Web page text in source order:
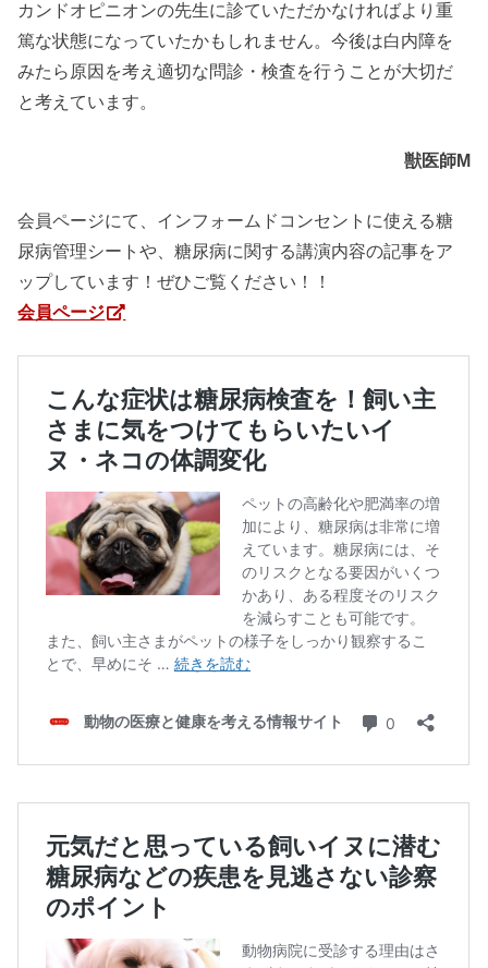
カンドオピニオンの先生に診ていただかなければより重
篤な状態になっていたかもしれません。今後は白内障を
みたら原因を考え適切な問診・検査を行うことが大切だ
と考えています。
獣医師M
会員ページにて、インフォームドコンセントに使える糖
尿病管理シートや、糖尿病に関する講演内容の記事をア
ップしています！ぜひご覧ください！！
会員ページ